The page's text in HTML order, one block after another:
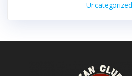
Uncategorized